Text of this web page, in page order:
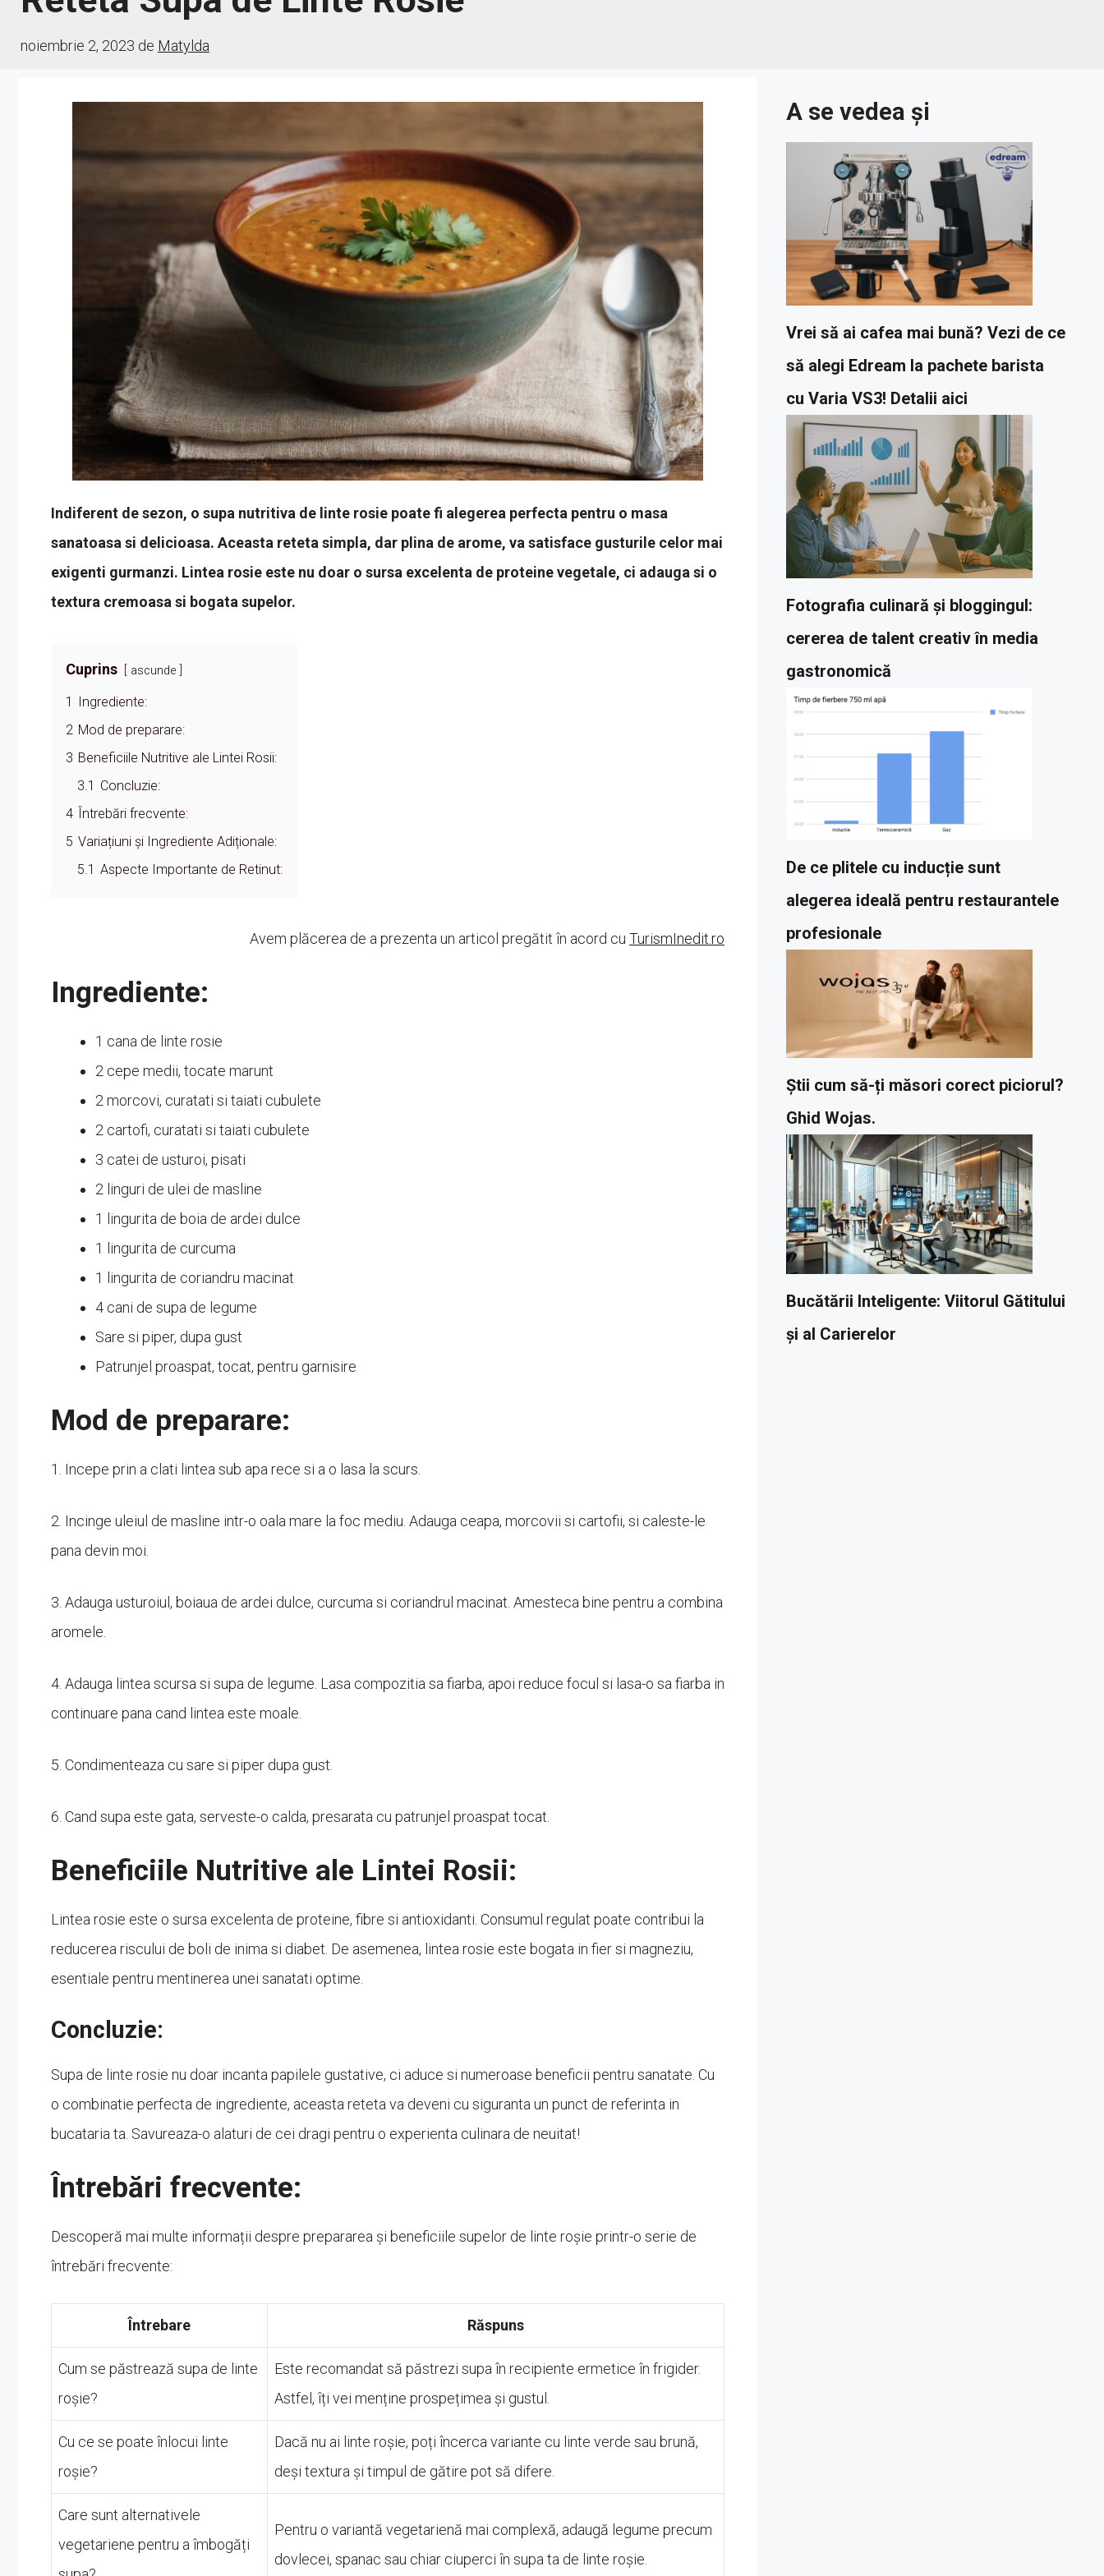
noiembrie 2, 2023 de Matylda
Indiferent de sezon, o supa nutritiva de linte rosie poate fi alegerea perfecta pentru o masa
sanatoasa si delicioasa. Aceasta reteta simpla, dar plina de arome, va satisface gusturile celor mai
exigenti gurmanzi. Lintea rosie este nu doar o sursa excelenta de proteine vegetale, ci adauga si o
textura cremoasa si bogata supelor.
Cuprins ascunde
1
Ingrediente:
2 Mod de preparare:
3 Beneficiile Nutritive ale Lintei Rosii:
3.1 Concluzie:
4 Întrebări frecvente:
5 Variațiuni și Ingrediente Adiționale:
5.1 Aspecte Importante de Retinut:
Avem plăcerea de a prezenta un articol pregătit în acord cu TurismInedit.ro
Ingrediente:
1 cana de linte rosie
2 cepe medii, tocate marunt
2 morcovi, curatati si taiati cubulete
2 cartofi, curatati si taiati cubulete
3 catei de usturoi, pisati
2 linguri de ulei de masline
1 lingurita de boia de ardei dulce
1 lingurita de curcuma
1 lingurita de coriandru macinat
4 cani de supa de legume
Sare si piper, dupa gust
Patrunjel proaspat, tocat, pentru garnisire
Mod de preparare:
1. Incepe prin a clati lintea sub apa rece si a o lasa la scurs.
2. Incinge uleiul de masline intr-o oala mare la foc mediu. Adauga ceapa, morcovii si cartofii, si caleste-le
pana devin moi.
3. Adauga usturoiul, boiaua de ardei dulce, curcuma si coriandrul macinat. Amesteca bine pentru a combina
aromele.
4. Adauga lintea scursa si supa de legume. Lasa compozitia sa fiarba, apoi reduce focul si lasa-o sa fiarba in
continuare pana cand lintea este moale.
5. Condimenteaza cu sare si piper dupa gust.
6. Cand supa este gata, serveste-o calda, presarata cu patrunjel proaspat tocat.
Beneficiile Nutritive ale Lintei Rosii:
Lintea rosie este o sursa excelenta de proteine, fibre si antioxidanti. Consumul regulat poate contribui la
reducerea riscului de boli de inima si diabet. De asemenea, lintea rosie este bogata in fier si magneziu,
esentiale pentru mentinerea unei sanatati optime.
Concluzie:
Supa de linte rosie nu doar incanta papilele gustative, ci aduce si numeroase beneficii pentru sanatate. Cu
o combinatie perfecta de ingrediente, aceasta reteta va deveni cu siguranta un punct de referinta in
bucataria ta. Savureaza-o alaturi de cei dragi pentru o experienta culinara de neuitat!
Întrebări frecvente:
Descoperă mai multe informații despre prepararea și beneficiile supelor de linte roșie printr-o serie de
întrebări frecvente:
Întrebare Răspuns
Cum se păstrează supa de linte
roșie?
Este recomandat să păstrezi supa în recipiente ermetice în frigider.
Astfel, îți vei menține prospețimea și gustul.
Cu ce se poate înlocui linte
roșie?
Dacă nu ai linte roșie, poți încerca variante cu linte verde sau brună,
deși textura și timpul de gătire pot să difere.
Care sunt alternativele
vegetariene pentru a îmbogăți
Pentru o variantă vegetarienă mai complexă, adaugă legume precum
dovlecei, spanac sau chiar ciuperci în supa ta de linte roșie.
A se vedea și
Vrei să ai cafea mai bună? Vezi de ce
să alegi Edream la pachete barista
cu Varia VS3! Detalii aici
Fotografia culinară și bloggingul:
cererea de talent creativ în media
gastronomică
De ce plitele cu inducție sunt
alegerea ideală pentru restaurantele
profesionale
Știi cum să-ți măsori corect piciorul?
Ghid Wojas.
Bucătării Inteligente: Viitorul Gătitului
și al Carierelor